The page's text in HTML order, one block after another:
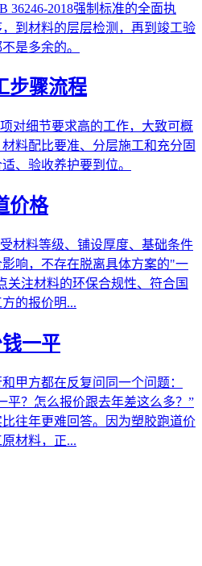
36246-2018强制标准的全面执
到材料的层层检测，再到竣工验
是多余的。
步骤流程
对细节要求高的工作，大致可概
料配比要准、分层施工和充分固
、验收养护要到位。
价格
材料等级、铺设厚度、基础条件
响，不存在脱离具体方案的"一
关注材料的环保合规性、符合国
的报价明...
一平
甲方都在反复问同一个问题：
平？怎么报价跟去年差这么多？”
往年更难回答。因为塑胶跑道价
材料，正...